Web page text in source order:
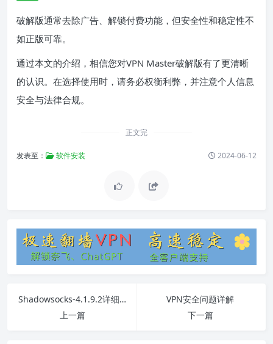
破解版通常去除广告、解锁付费功能，但安全性和稳定性不
如正版可靠。
通过本文的介绍，相信您对VPN Master破解版有了更清晰
的认识。在选择使用时，请务必权衡利弊，并注意个人信息
安全与法律合规。
正文完
发表至： 软件安装 2024-06-12
Shadowsocks-4.1.9.2详细教程
上一篇
VPN安全问题详解
下一篇